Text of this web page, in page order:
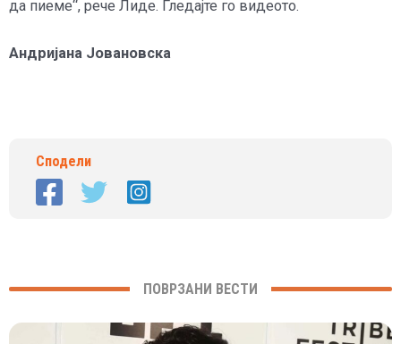
да пиеме“, рече Лиде. Гледајте го видеото.
Андријана Јовановска
Сподели
ПОВРЗАНИ ВЕСТИ